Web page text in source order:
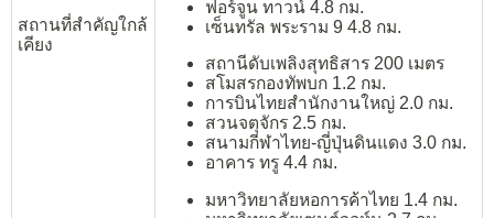
สถานที่สำคัญใกล้
เคียง
ฟอร์จูน ทาวน์ 4.8 กม.
เซ็นทรัล พระราม 9 4.8 กม.
สถานีดับเพลิงสุทธิสาร 200 เมตร
สโมสรกองทัพบก 1.2 กม.
การบินไทยสำนักงานใหญ่ 2.0 กม.
สวนจตุจักร 2.5 กม.
สนามกีฬาไทย-ญี่ปุ่นดินแดง 3.0 กม.
อาคาร ทรู 4.4 กม.
มหาวิทยาลัยหอการค้าไทย 1.4 กม.